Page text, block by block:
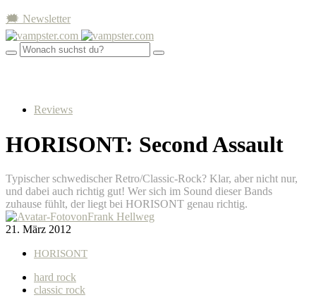
🗯 Newsletter
Reviews
HORISONT: Second Assault
Typischer schwedischer Retro/Classic-Rock? Klar, aber nicht nur,
und dabei auch richtig gut! Wer sich im Sound dieser Bands
zuhause fühlt, der liegt bei HORISONT genau richtig.
vonFrank Hellweg
21. März 2012
HORISONT
hard rock
classic rock